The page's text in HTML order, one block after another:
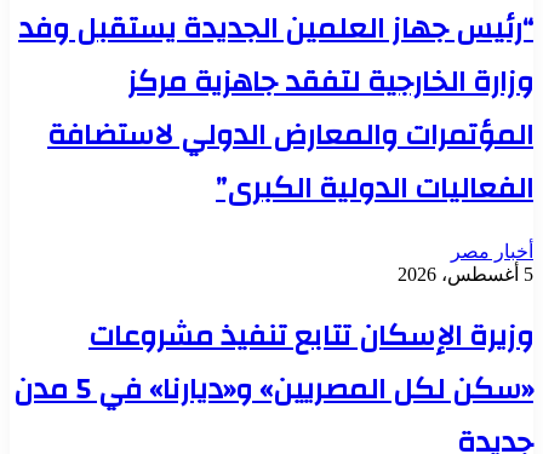
“رئيس جهاز العلمين الجديدة يستقبل وفد
وزارة الخارجية لتفقد جاهزية مركز
المؤتمرات والمعارض الدولي لاستضافة
الفعاليات الدولية الكبرى”
أخبار مصر
5 أغسطس، 2026
وزيرة الإسكان تتابع تنفيذ مشروعات
«سكن لكل المصريين» و«ديارنا» في 5 مدن
جديدة